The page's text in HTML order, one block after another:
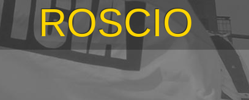
ROSCIO